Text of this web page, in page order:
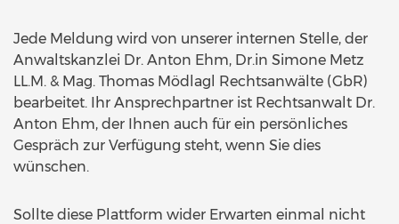
Jede Meldung wird von unserer internen Stelle, der
Anwaltskanzlei Dr. Anton Ehm, Dr.in Simone Metz
LL.M. & Mag. Thomas Mödlagl Rechtsanwälte (GbR)
bearbeitet. Ihr Ansprechpartner ist Rechtsanwalt Dr.
Anton Ehm, der Ihnen auch für ein persönliches
Gespräch zur Verfügung steht, wenn Sie dies
wünschen.
Sollte diese Plattform wider Erwarten einmal nicht